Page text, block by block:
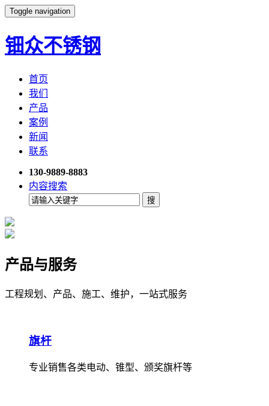
Toggle navigation
钿众不锈钢
首页
我们
产品
案例
新闻
联系
130-9889-8883
内容搜索
产品与服务
工程规划、产品、施工、维护，一站式服务
旗杆
专业销售各类电动、锥型、颁奖旗杆等